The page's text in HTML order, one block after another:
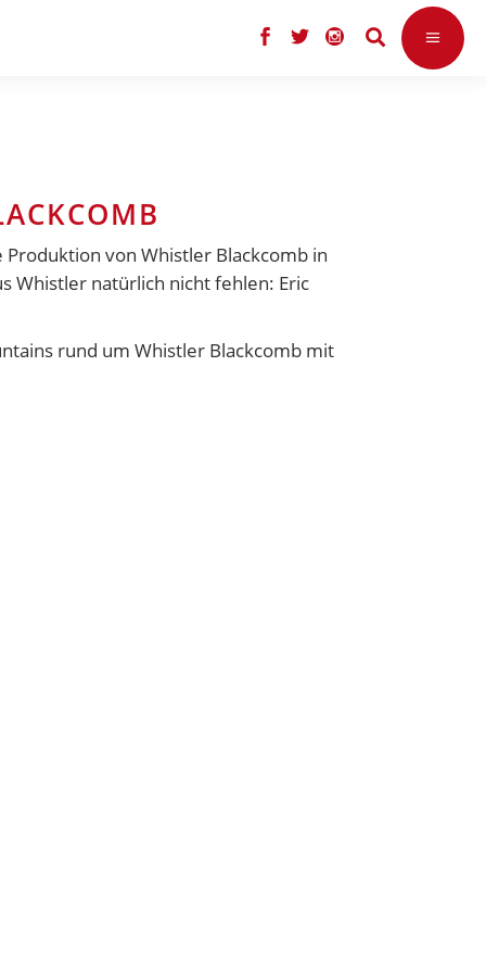
Produktion von Whistler Blackcomb in
Whistler natürlich nicht fehlen: Eric
rund um Whistler Blackcomb mit